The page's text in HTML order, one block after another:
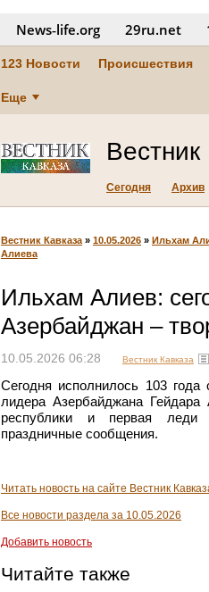
News‑life.org 29ru.net
123 Новости Происшествия
Еще
Вестник
Сегодня Архив
Вестник Кавказа » 10.05.2026 » Ильхам
Алиева
Ильхам Алиев:
Азербайджан –
10.05.2026 06:28 Вестник Кавказа
Сегодня исполнилось 103
лидера Азербайджана
республики и первая леди
праздничные сообщения.
Читать новость на сайте Вестник
Все новости раздела за 10.05.2026
Добавить новость
Читайте также